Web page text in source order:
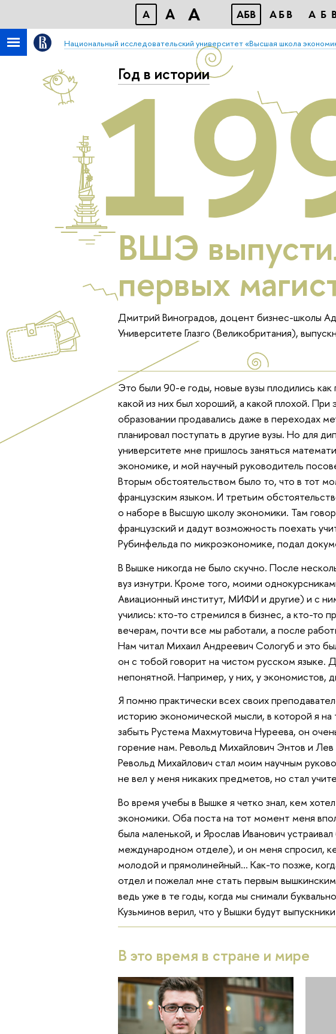
A A A АБB АБB
Национальный исследовательский университет «Высшая школа
Год в истории
ВШЭ
первых
Дмитрий Виноградов, доцент бизнес-школы
Университете Глазго (Великобритания),
Это были 90-е годы, новые вузы плодились как
какой из них был хороший, а какой плохой.
образовании продавались даже в переходах
планировал поступать в другие вузы. Но для
университете мне пришлось заняться
экономике, и мой научный руководитель
Вторым обстоятельством было то, что в тот
французским языком. И третьим
о наборе в Высшую школу экономики. Там
французский и дадут возможность поехать
Рубинфельда по микроэкономике, подал
В Вышке никогда не было скучно. После
вуз изнутри. Кроме того, моими
Авиационный институт, МИФИ и другие) и с
учились: кто-то стремился в бизнес, а кто-то
вечерам, почти все мы работали, а после
Нам читал Михаил Андреевич Сологуб и это
он с тобой говорит на чистом русском языке.
непонятной. Например, у них, у экономистов,
Я помню практически всех своих
историю экономической мысли, в которой я
забыть Рустема Махмутовича Нуреева, он
горение нам. Револьд Михайлович Энтов и
Револьд Михайлович стал моим научным
не вел у меня никаких предметов, но стал
Во время учебы в Вышке я четко знал, кем
экономики. Оба поста на тот момент меня
была маленькой, и Ярослав Иванович
международном отделе), и он меня спросил,
молодой и прямолинейный… Как-то позже,
отдел и пожелал мне стать первым
ведь уже в те годы, когда мы снимали
Кузьминов верил, что у Вышки будут
В это время в стране и мире